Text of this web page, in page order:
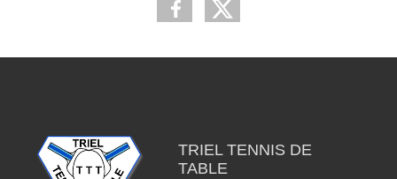
TRIEL TENNIS DE
TABLE